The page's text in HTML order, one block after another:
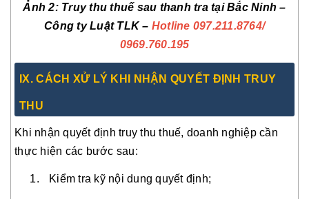
Ảnh 2: Truy thu thuế sau thanh tra tại Bắc Ninh –
Công ty Luật TLK – Hotline 097.211.8764/
0969.760.195
IX. CÁCH XỬ LÝ KHI NHẬN QUYẾT ĐỊNH TRUY
THU
Khi nhận quyết định truy thu thuế, doanh nghiệp cần
thực hiện các bước sau:
Kiểm tra kỹ nội dung quyết định;